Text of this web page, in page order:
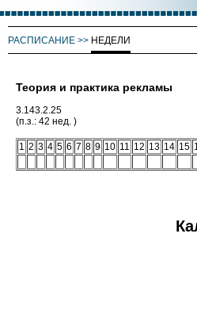
РАСПИСАНИЕ >> НЕДЕЛИ
Теория и практика рекламы
3.143.2.25
(п.з.: 42 нед. )
1 2 3 4 5 6 7 8 9 10 11 12 13 14 15